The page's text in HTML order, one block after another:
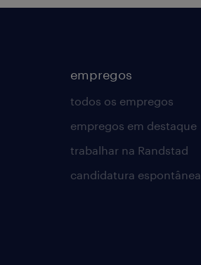
empregos
todos os empregos
empregos em destaque
trabalhar na Randstad
candidatura espontânea